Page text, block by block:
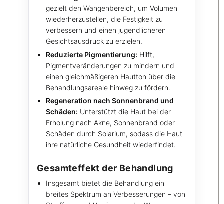
gezielt den Wangenbereich, um Volumen
wiederherzustellen, die Festigkeit zu
verbessern und einen jugendlicheren
Gesichtsausdruck zu erzielen.
Reduzierte Pigmentierung: Hilft,
Pigmentveränderungen zu mindern und
einen gleichmäßigeren Hautton über die
Behandlungsareale hinweg zu fördern.
Regeneration nach Sonnenbrand und
Schäden: Unterstützt die Haut bei der
Erholung nach Akne, Sonnenbrand oder
Schäden durch Solarium, sodass die Haut
ihre natürliche Gesundheit wiederfindet.
Gesamteffekt der Behandlung
Insgesamt bietet die Behandlung ein
breites Spektrum an Verbesserungen – von